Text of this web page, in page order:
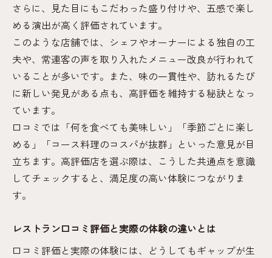
さらに、見た目にもこだわった盛り付けや、五感で楽し
める演出が高く評価されています。
このような店舗では、シェフやオーナーによる独自の工
夫や、常連客の声を取り入れたメニュー改良が行われて
いることが多いです。また、味の一貫性や、訪れるたび
に新しい発見がある点も、高評価を維持する秘訣となっ
ています。
口コミでは「何を食べても美味しい」「季節ごとに楽し
める」「コース料理のコスパが抜群」といった意見が目
立ちます。高評価店を選ぶ際は、こうした共通点を意識
してチェックすると、満足度の高い体験につながりま
す。
レストラン口コミ評価と実際の体験の違いとは
口コミ評価と実際の体験には、どうしてもギャップが生